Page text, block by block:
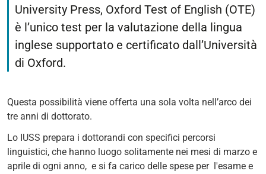
University Press, Oxford Test of English (OTE)
è l’unico test per la valutazione della lingua
inglese supportato e certificato dall’Università
di Oxford.
Questa possibilità viene offerta una sola volta nell’arco dei
tre anni di dottorato.
Lo IUSS prepara i dottorandi con specifici percorsi
linguistici, che hanno luogo solitamente nei mesi di marzo e
aprile di ogni anno, e si fa carico delle spese per l'esame e